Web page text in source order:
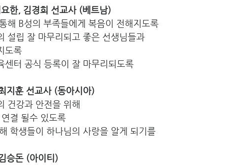
한, 김경희 선교사 (베트남)
해 B성의 부족들에게 복음이 전해지도록
설립 잘 마무리되고 좋은 선생님들과
도록
터 공식 등록이 잘 마무리되도록
지훈 선교사 (동아시아)
건강과 안전을 위해
결 될수 있도록
학생들이 하나님의 사랑을 알게 되기를
승돈 (아이티)